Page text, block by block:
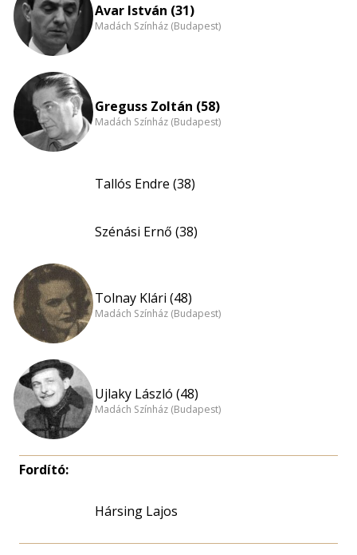
Avar István (31)
Madách Színház (Budapest)
Greguss Zoltán (58)
Madách Színház (Budapest)
Tallós Endre (38)
Szénási Ernő (38)
Tolnay Klári (48)
Madách Színház (Budapest)
Ujlaky László (48)
Madách Színház (Budapest)
Fordító:
Hársing Lajos